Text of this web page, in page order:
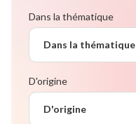
Dans la thématique
Dans la thématique
D'origine
D'origine